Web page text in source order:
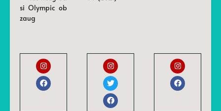
si Olympic ob
zaug